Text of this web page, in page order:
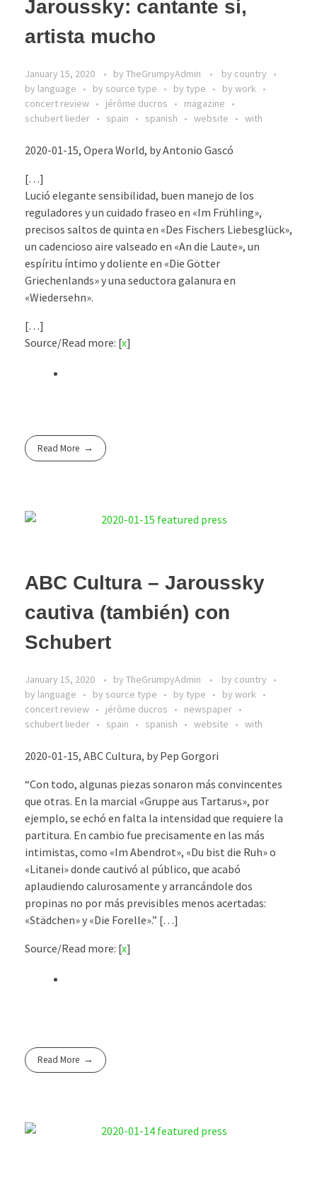
Jaroussky: cantante sí,
artista mucho
January 15, 2020 by TheGrumpyAdmin
by country
by language
by source type by type
by work
concert review
jérôme ducros
magazine
schubert lieder
spain spanish website with
2020-01-15, Opera World, by Antonio Gascó
[…]
Lució elegante sensibilidad, buen manejo de los
reguladores y un cuidado fraseo en «Im Frühling»,
precisos saltos de quinta en «Des Fischers Liebesglück»,
un cadencioso aire valseado en «An die Laute», un
espíritu íntimo y doliente en «Die Götter
Griechenlands» y una seductora galanura en
«Wiedersehn».
[…]
Source/Read more: [x]
Read More
ABC Cultura – Jaroussky
cautiva (también) con
Schubert
January 15, 2020 by TheGrumpyAdmin
by country
by language
by source type by type
by work
concert review
jérôme ducros
newspaper
schubert lieder
spain spanish website with
2020-01-15, ABC Cultura, by Pep Gorgori
“Con todo, algunas piezas sonaron más convincentes
que otras. En la marcial «Gruppe aus Tartarus», por
ejemplo, se echó en falta la intensidad que requiere la
partitura. En cambio fue precisamente en las más
intimistas, como «Im Abendrot», «Du bist die Ruh» o
«Litanei» donde cautivó al público, que acabó
aplaudiendo calurosamente y arrancándole dos
propinas no por más previsibles menos acertadas:
«Städchen» y «Die Forelle».” […]
Source/Read more: [x]
Read More